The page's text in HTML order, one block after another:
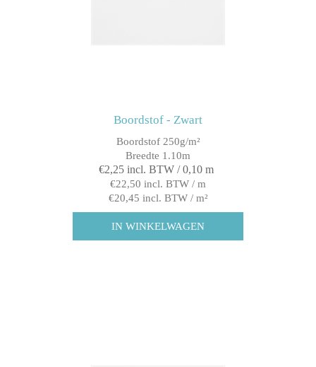
Boordstof - Zwart
Boordstof 250g/m²
Breedte 1.10m
€2,25 incl. BTW / 0,10 m
€22,50 incl. BTW / m
€20,45 incl. BTW / m²